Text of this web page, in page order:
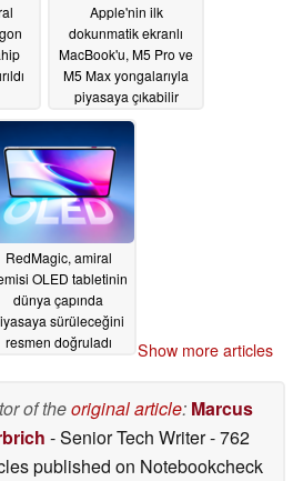
Apple'nin ilk
dokunmatik ekranlı
MacBook'u, M5 Pro ve
M5 Max yongalarıyla
piyasaya çıkabilir
06/29/2026
RedMagic, amiral
OLED tabletinin
dünya çapında
sürüleceğini
resmen doğruladı
Show more articles
of theoriginal article: Marcus
- Senior Tech Writer- 762
published on Notebookcheck